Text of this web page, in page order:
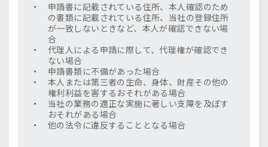
申請書に記載されている住所、本人確認のため
の書類に記載されている住所、当社の登録住所
が一致しないときなど、本人が確認できない場
合
代理人による申請に際して、代理権が確認でき
ない場合
申請書類に不備があった場合
本人または第三者の生命、身体、財産その他の
権利利益を害するおそれがある場合
当社の業務の適正な実施に著しい支障を及ぼす
おそれがある場合
他の法令に違反することとなる場合